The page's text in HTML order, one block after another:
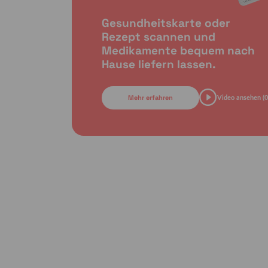
Gesundheitskarte oder
Rezept scannen und
Medikamente bequem nach
Hause liefern lassen.
Mehr erfahren Video ansehen